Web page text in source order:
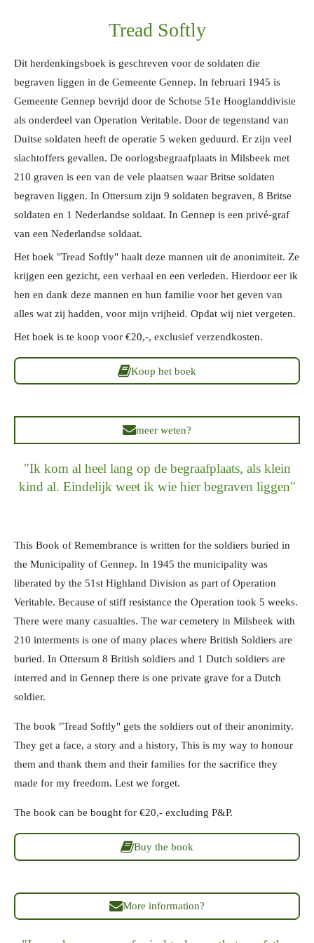
Tread Softly
Dit herdenkingsboek is geschreven voor de soldaten die
begraven liggen in de Gemeente Gennep. In februari 1945 is
Gemeente Gennep bevrijd door de Schotse 51e Hooglanddivisie
als onderdeel van Operation Veritable. Door de tegenstand van
Duitse soldaten heeft de operatie 5 weken geduurd. Er zijn veel
slachtoffers gevallen. De oorlogsbegraafplaats in Milsbeek met
210 graven is een van de vele plaatsen waar Britse soldaten
begraven liggen. In Ottersum zijn 9 soldaten begraven, 8 Britse
soldaten en 1 Nederlandse soldaat. In Gennep is een privé-graf
van een Nederlandse soldaat.
Het boek "Tread Softly" haalt deze mannen uit de anonimiteit. Ze
krijgen een gezicht, een verhaal en een verleden. Hierdoor eer ik
hen en dank deze mannen en hun familie voor het geven van
alles wat zij hadden, voor mijn vrijheid. Opdat wij niet vergeten.
Het boek is te koop voor €20,-, exclusief verzendkosten.
Koop het boek
meer weten?
"Ik kom al heel lang op de begraafplaats, als klein
kind al. Eindelijk weet ik wie hier begraven liggen"
This Book of Remembrance is written for the soldiers buried in
the Municipality of Gennep. In 1945 the municipality was
liberated by the 51st Highland Division as part of Operation
Veritable. Because of stiff resistance the Operation took 5 weeks.
There were many casualties. The war cemetery in Milsbeek with
210 interments is one of many places where British Soldiers are
buried. In Ottersum 8 British soldiers and 1 Dutch soldiers are
interred and in Gennep there is one private grave for a Dutch
soldier.
The book "Tread Softly" gets the soldiers out of their anonimity.
They get a face, a story and a history, This is my way to honour
them and thank them and their families for the sacrifice they
made for my freedom. Lest we forget.
The book can be bought for €20,- excluding P&P.
Buy the book
More information?